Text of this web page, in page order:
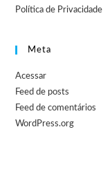
Política de Privacidade
Meta
Acessar
Feed de posts
Feed de comentários
WordPress.org